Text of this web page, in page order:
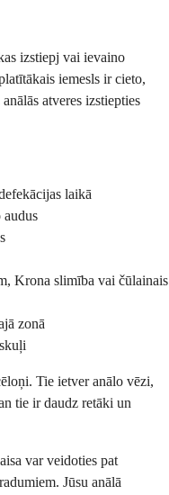
izstiepj vai ievaino
iemesls ir cieto,
atveres izstiepties
laikā
audus
Krona slimība vai čūlainais
zonā
Tie ietver anālo vēzi,
tie ir daudz retāki un
var veidoties pat
Jūsu anālā